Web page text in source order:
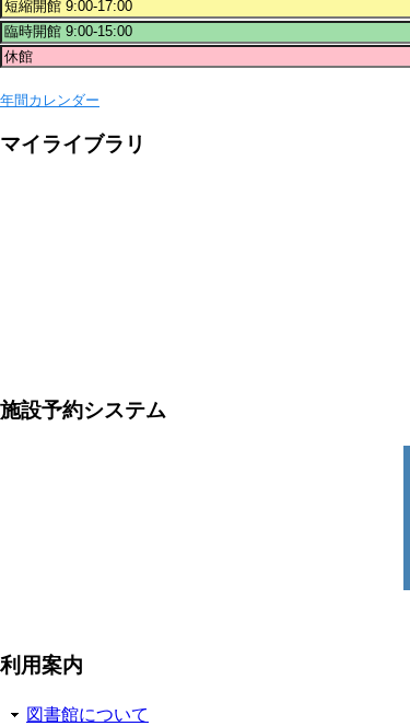
年間カレンダー
マイライブラリ
施設予約システム
利用案内
図書館について